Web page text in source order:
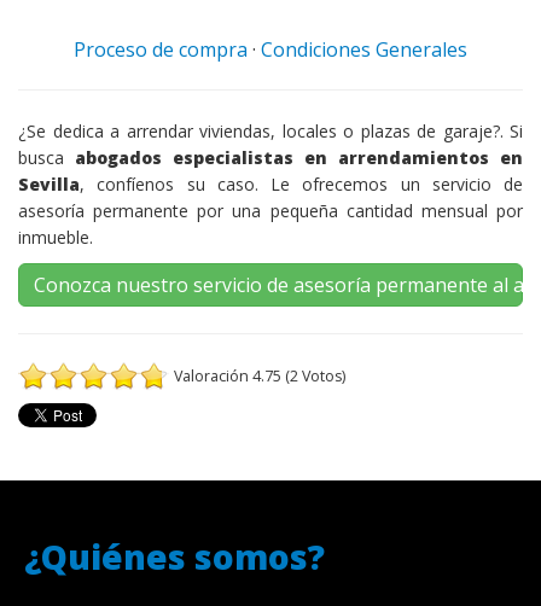
Proceso de compra · Condiciones Generales
¿Se dedica a arrendar viviendas, locales o plazas de garaje?. Si
busca abogados especialistas en arrendamientos en
Sevilla, confíenos su caso. Le ofrecemos un servicio de
asesoría permanente por una pequeña cantidad mensual por
inmueble.
Conozca nuestro servicio de asesoría permanente al
Valoración 4.75 (2 Votos)
¿Quiénes somos?